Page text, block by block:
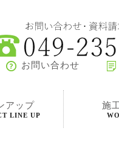
お問い合わせ
アップ
LINE UP
施